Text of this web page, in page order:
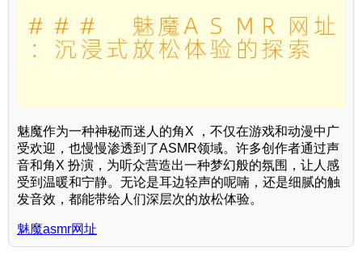
魅魔作为一种神秘而迷人的角X ，不仅在游戏和动漫中广
受欢迎，也慢慢渗透到了ASMR领域。许多创作者通过声
音和角X 扮演，为听众营造出一种梦幻般的氛围，让人感
受到温暖和宁静。无论是耳边轻声的呢喃，还是细腻的触
发音效，都能带给人们深层次的放松体验。
魅魔asmr网址